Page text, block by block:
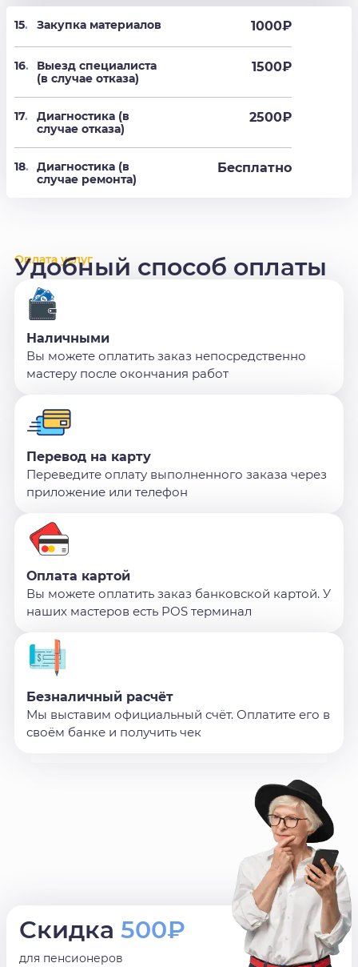
15. Закупка материалов 1000₽
16.
Выезд специалиста
(в случае отказа)
1500₽
17.
Диагностика (в
случае отказа)
2500₽
18.
Диагностика (в
случае ремонта)
Бесплатно
Оплата услуг
Удобный способ оплаты
Наличными
Вы можете оплатить заказ непосредственно
мастеру после окончания работ
Перевод на карту
Переведите оплату выполненного заказа через
приложение или телефон
Оплата картой
Вы можете оплатить заказ банковской картой. У
наших мастеров есть POS терминал
Безналичный расчёт
Мы выставим официальный счёт. Оплатите его в
своём банке и получить чек
Скидка 500₽
для пенсионеров